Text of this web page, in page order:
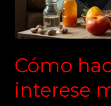
Cómo
interese
más
mí